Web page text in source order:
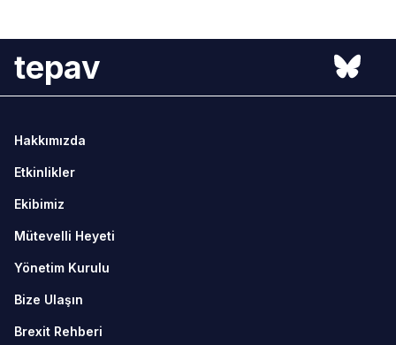
tepav
Hakkımızda
Etkinlikler
Ekibimiz
Mütevelli Heyeti
Yönetim Kurulu
Bize Ulaşın
Brexit Rehberi